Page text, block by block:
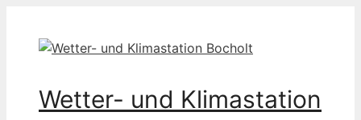
springen
Wetter- und Klimastation